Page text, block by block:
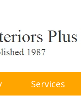
Services